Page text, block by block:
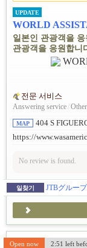
UPDATE
WORLD
일본인 관광객을
관광객을 응원합니
전문 서비스
Answering service/
MAP 404 S
https://
No review is found.
일찾기 JTBグルー
Open now 2:51 left